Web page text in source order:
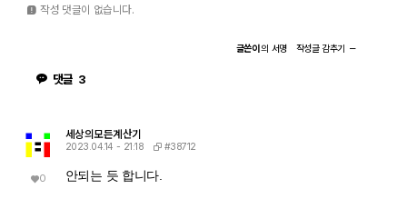
작성 댓글이 없습니다.
글쓴이의 서명 작성글감추기
댓글 3
0
세상의모든계산기
2023.04.14 - 21:18 #38712
안되는 듯 합니다.